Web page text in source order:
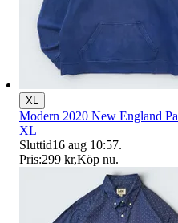
XL
Modern 2020 New England
XL
Sluttid16 aug 10:57.
Pris:299 kr,Köp nu.